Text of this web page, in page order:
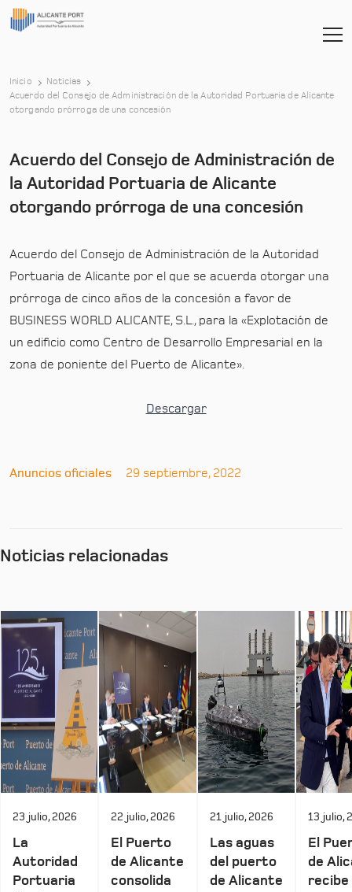
Inicio
Noticias
Acuerdo del Consejo de Administración de la Autoridad Portuaria de Alicante
otorgando prórroga de una concesión
-
Acuerdo del Consejo de Administración de
la Autoridad Portuaria de Alicante
otorgando prórroga de una concesión
Acuerdo del Consejo de Administración de la Autoridad
Portuaria de Alicante por el que se acuerda otorgar una
prórroga de cinco años de la concesión a favor de
BUSINESS WORLD ALICANTE, S.L., para la «Explotación de
un edificio como Centro de Desarrollo Empresarial en la
zona de poniente del Puerto de Alicante».
Descargar
Anuncios oficiales 29 septiembre, 2022
Noticias relacionadas
23 julio, 2026
La
Autoridad
Portuaria
22 julio, 2026
El Puerto
de Alicante
consolida
21 julio, 2026
Las aguas
del puerto
de Alicante
13 julio,
El
de
recibe